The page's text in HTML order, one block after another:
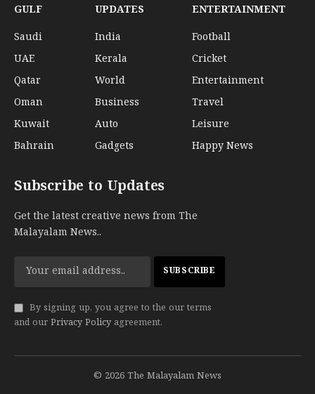
GULF
Saudi
UAE
Qatar
Oman
Kuwait
Bahrain
UPDATES
India
Kerala
World
Business
Auto
Gadgets
ENTERTAINMENT
Football
Cricket
Entertainment
Travel
Leisure
Happy News
Subscribe to Updates
Get the latest creative news from The
Malayalam News..
By signing up, you agree to the our terms
and our Privacy Policy agreement.
© 2026 The Malayalam News